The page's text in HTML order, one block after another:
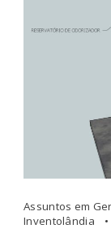
Assuntos em
Inventolândia